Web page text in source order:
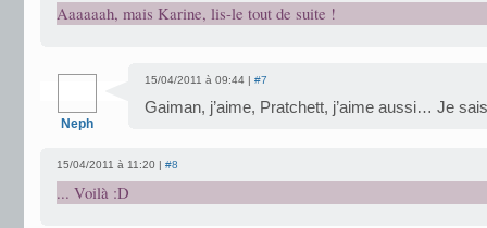
Aaaaaah, mais Karine, lis-le tout de suite !
Neph
15/04/2011 à 09:44 | #7
Gaiman, j’aime, Pratchett, j’aime aussi… Je
15/04/2011 à 11:20 | #8
... Voilà :D